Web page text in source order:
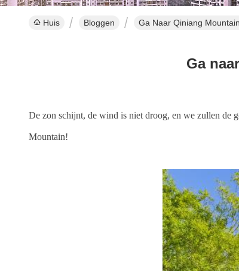
Huis Bloggen Ga Naar Qiniang
Ga
De zon schijnt, de wind is niet droog, en we zullen de
Mountain!